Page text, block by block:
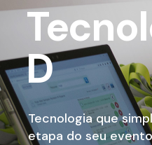
D
Tecnologia que
etapa do seu